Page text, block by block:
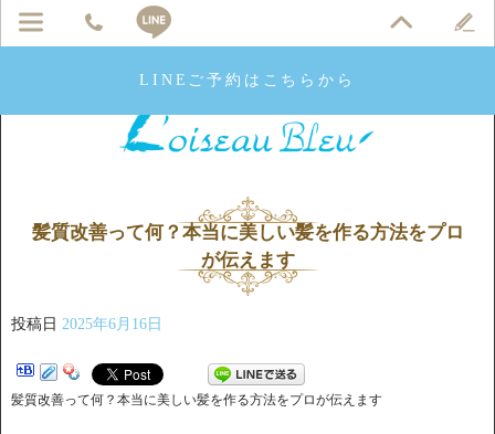
LINEご予約はこちらから
髪質改善って何？本当に美しい髪を作る方法をプロ
が伝えます
投稿日 2025年6月16日
髪質改善って何？本当に美しい髪を作る方法をプロが伝えます